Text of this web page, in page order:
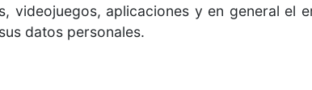
videojuegos, aplicaciones y en general el
datos personales.